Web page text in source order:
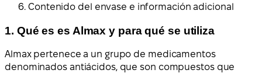
Contenido del envase e información adicional
1. Qué es es Almax y para qué se utiliza
Almax pertenece a un grupo de medicamentos
denominados antiácidos, que son compuestos que